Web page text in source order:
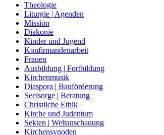
Theologie
Liturgie | Agenden
Mission
Diakonie
Kinder und Jugend
Konfirmandenarbeit
Frauen
Ausbildung | Fortbildung
Kirchenmusik
Diaspora | Bauförderung
Seelsorge | Beratung
Christliche Ethik
Kirche und Judentum
Sekten | Weltanschauung
Kirchensynoden